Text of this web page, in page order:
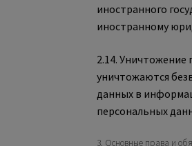
иностранного
иностранному
2.14.
уничтожаются
данных в
персональных
3. Основные права и